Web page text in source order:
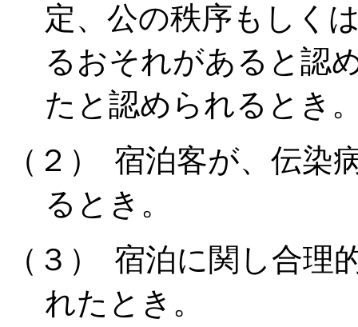
定、公の秩序もしく
るおそれがあると認
たと認められるとき
（２）
宿泊客が、伝染
るとき。
（３）
宿泊に関し合理
れたとき。